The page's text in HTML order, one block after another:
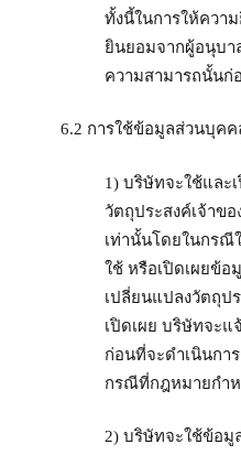
ทั้งนี้ในการให้ควา
ยินยอมจากผู้อนุบา
ความสามารถนั้นก่
6.2 การใช้ข้อมูลส่วนบุคค
1) บริษัทจะใช้และ
วัตถุประสงค์เจ้าข
เท่านั้นโดยในกรณี
ใช้ หรือเปิดเผยข้อ
เปลี่ยนแปลงวัตถุป
เปิดเผย บริษัทจะแ
ก่อนที่จะดำเนินกา
กรณีที่กฎหมายกำ
2) บริษัทจะใช้ข้อมู